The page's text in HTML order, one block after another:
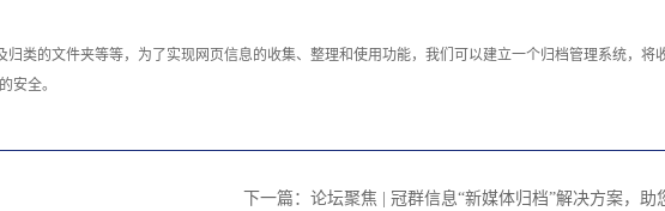
类的文件夹等等，为了实现网页信息的收集、整理和使用功能，我们可以建立一个归档管理系统，将
安全。
下一篇： 论坛聚焦 | 冠群信息“新媒体归档”解决方案，助